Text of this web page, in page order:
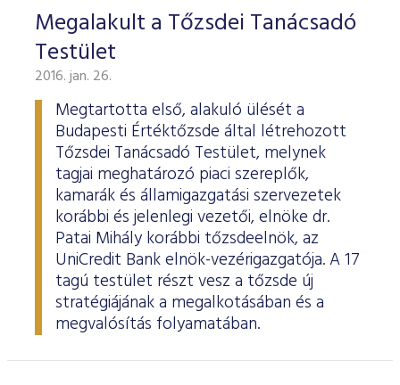
Megalakult a Tőzsdei Tanácsadó
Testület
2016. jan. 26.
Megtartotta első, alakuló ülését a
Budapesti Értéktőzsde által létrehozott
Tőzsdei Tanácsadó Testület, melynek
tagjai meghatározó piaci szereplők,
kamarák és államigazgatási szervezetek
korábbi és jelenlegi vezetői, elnöke dr.
Patai Mihály korábbi tőzsdeelnök, az
UniCredit Bank elnök-vezérigazgatója. A 17
tagú testület részt vesz a tőzsde új
stratégiájának a megalkotásában és a
megvalósítás folyamatában.